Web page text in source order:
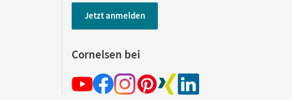
Jetzt anmelden
Cornelsen bei